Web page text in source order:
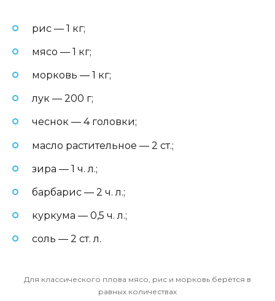
рис — 1 кг;
мясо — 1 кг;
морковь — 1 кг;
лук — 200 г;
чеснок — 4 головки;
масло растительное — 2 ст.;
зира — 1 ч. л.;
барбарис — 2 ч. л.;
куркума — 0,5 ч. л.;
соль — 2 ст. л.
Для классического плова мясо, рис и морковь берётся в
равных количествах